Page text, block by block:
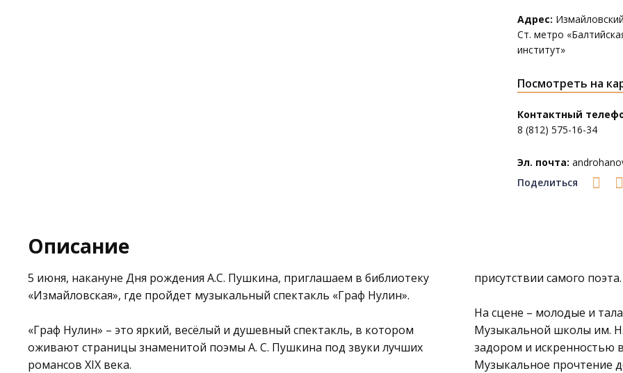
Адрес:
Ст. метро
институт»
Посмотреть на
Контактный
8 (812) 575-16-34
Эл. почта:
Поделиться
Описание
5 июня, накануне Дня рождения А.С. Пушкина, приглашаем в библиотеку
«Измайловская», где пройдет музыкальный спектакль «Граф Нулин».
«Граф Нулин» – это яркий, весёлый и душевный спектакль, в котором
оживают страницы знаменитой поэмы А. С. Пушкина под звуки лучших
романсов XIX века.
присутствии самого поэта.
На сцене – молодые и
Музыкальной школы им.
задором и искренностью
Музыкальное прочтение